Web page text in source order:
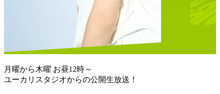
月曜から木曜 お昼12時～
ユーカリスタジオからの公開生放送！